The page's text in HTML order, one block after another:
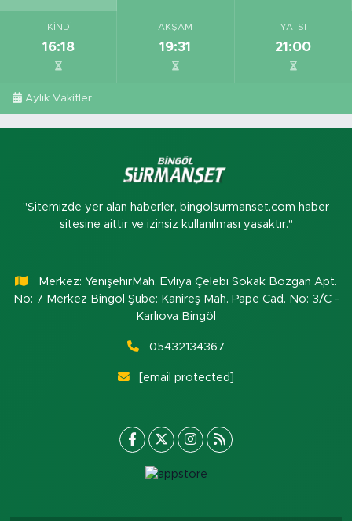
İKINDI
16:18
AKŞAM
19:31
YATSI
21:00
Aylık Vakitler
"Sitemizde yer alan haberler, bingolsurmanset.com haber
sitesine aittir ve izinsiz kullanılması yasaktır."
Merkez: YenişehirMah. Evliya Çelebi Sokak Bozgan Apt.
No: 7 Merkez Bingöl Şube: Kanireş Mah. Pape Cad. No: 3/C -
Karlıova Bingöl
05432134367
[email protected]